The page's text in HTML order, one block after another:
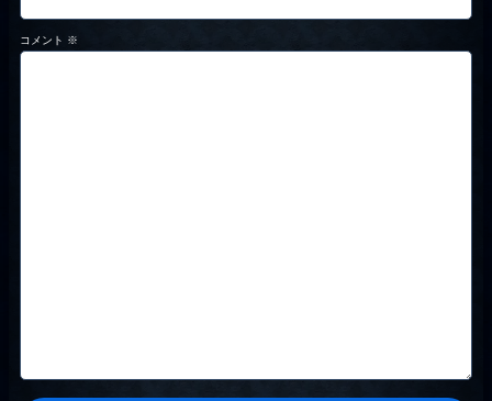
コメント ※